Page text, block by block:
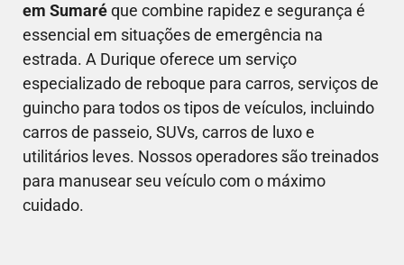
em Sumaréque combine rapidez e segurança é
essencial em situações de emergência na
estrada. A Durique oferece um serviço
especializado de reboque para carros, serviços de
guincho para todos os tipos de veículos, incluindo
carros de passeio, SUVs, carros de luxo e
utilitários leves. Nossos operadores são treinados
para manusear seu veículo com o máximo
cuidado.